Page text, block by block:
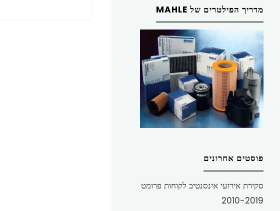
מדריך הפילטרים של MAHLE
פוסטים אחרונים
סקירת אירועי אינסנטיב לקוחות פרומט
2010-2019